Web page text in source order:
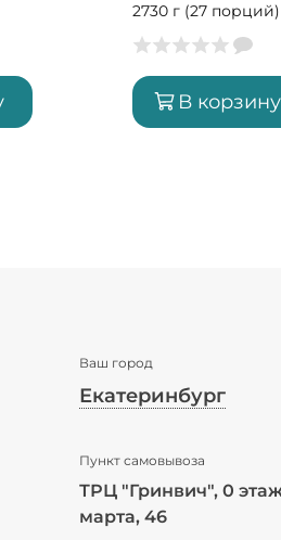
2730 г (27 порций)
В корзину
Ваш город
Екатеринбург
Екатеринбург ваш
Да Выбрать другой
Пункт самовывоза
ТРЦ "Гринвич", 0
марта, 46